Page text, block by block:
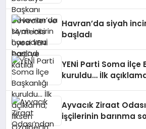
Havran’da siyah
başladı
YENİ Parti Soma İlçe
kuruldu… İlk
Ayvacık Ziraat
işçilerinin barınma